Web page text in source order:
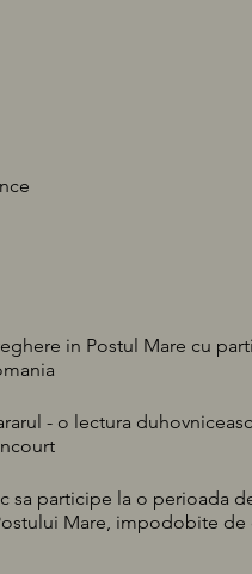
in Postul Mare cu
- o lectura
sa participe la o perioada
Mare, impodobite de